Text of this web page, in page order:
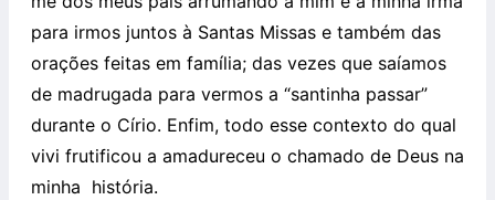
para irmos juntos à Santas Missas e também das
orações feitas em família; das vezes que saíamos
de madrugada para vermos a “santinha passar”
durante o Círio. Enfim, todo esse contexto do qual
vivi frutificou a amadureceu o chamado de Deus na
minha história.